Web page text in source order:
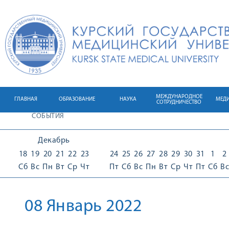
ГЛАВНАЯ ОБРАЗОВАНИЕ НАУКА
МЕЖДУНАРОДНОЕ
СОТРУДНИЧЕСТВО
СОБЫТИЯ
Декабрь
18
Сб
19
Вс
20
Пн
21
Вт
22
Ср
23
Чт
24
Пт
25
Сб
26
Вс
27
Пн
28
Вт
29
Ср
30
Чт
31
Пт
1
Сб
2
Вс
08 Январь 2022